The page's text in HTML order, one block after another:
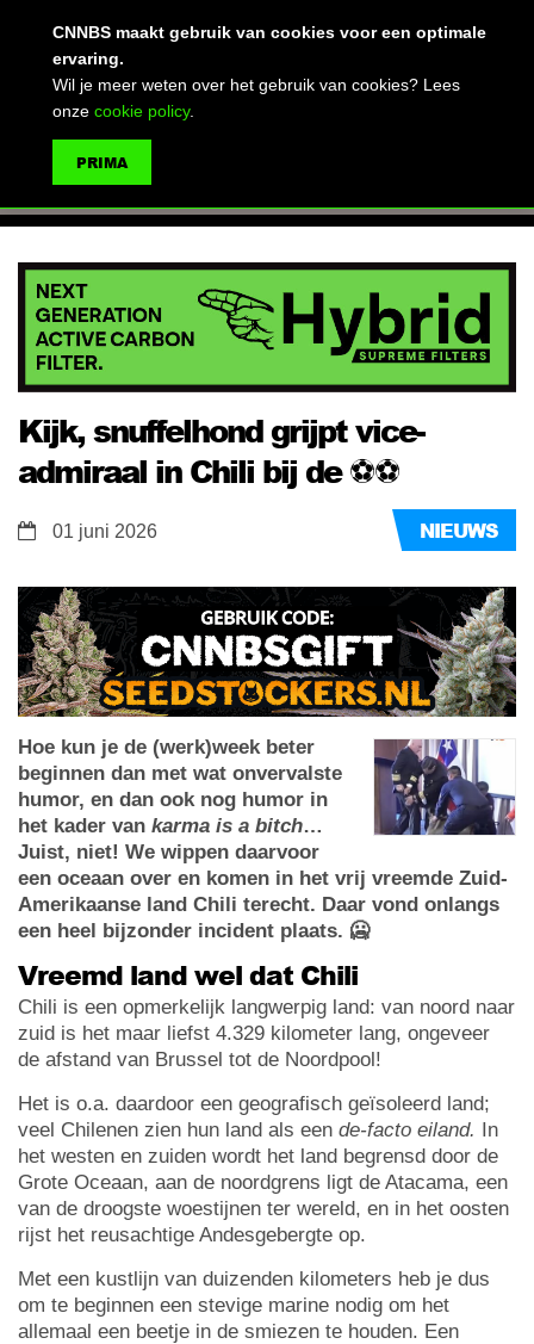
Kijk, snuffelhond grijpt vice-
admiraal in Chili bij de ⚽️⚽️
NIEUWS
01 juni 2026
Hoe kun je de (werk)week beter
beginnen dan met wat onvervalste
humor, en dan ook nog humor in
het kader van karma is a bitch…
Juist, niet! We wippen daarvoor
een oceaan over en komen in het vrij vreemde Zuid-
Amerikaanse land Chili terecht. Daar vond onlangs
een heel bijzonder incident plaats. 🥶
Vreemd land wel dat Chili
Chili is een opmerkelijk langwerpig land: van noord naar
zuid is het maar liefst 4.329 kilometer lang, ongeveer
de afstand van Brussel tot de Noordpool!
Het is o.a. daardoor een geografisch geïsoleerd land;
veel Chilenen zien hun land als een de-facto eiland. In
het westen en zuiden wordt het land begrensd door de
Grote Oceaan, aan de noordgrens ligt de Atacama, een
van de droogste woestijnen ter wereld, en in het oosten
rijst het reusachtige Andesgebergte op.
Met een kustlijn van duizenden kilometers heb je dus
om te beginnen een stevige marine nodig om het
allemaal een beetje in de smiezen te houden. Een
CNNBS maakt gebruik van cookies voor een optimale
ervaring.
Wil je meer weten over het gebruik van cookies? Lees
onze cookie policy.
PRIMA